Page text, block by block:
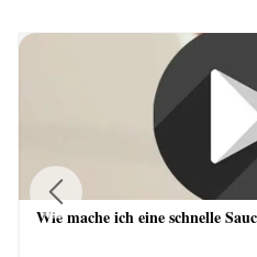
Wie mache ich eine schnelle
Previous